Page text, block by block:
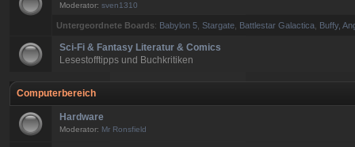
Moderator: sven1310
Untergeordnete Boards: Babylon 5 ,Stargate Battlestar Galactica Buffy,
Sci-Fi & Fantasy Literatur & Comics
Lesestofftipps und Buchkritiken
Computerbereich
Hardware
Moderator: Mr Ronsfield